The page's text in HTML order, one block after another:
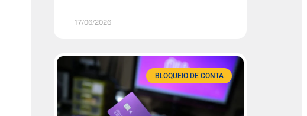
17/06/2026
BLOQUEIO DE CONTA